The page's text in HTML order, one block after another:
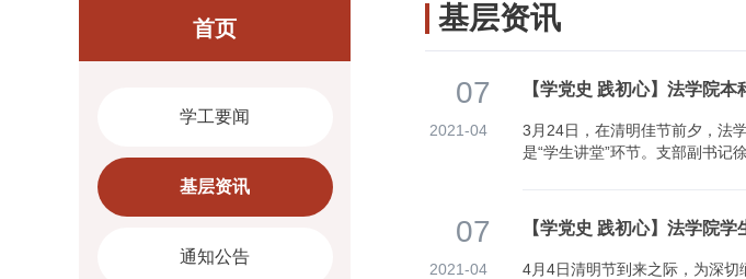
首页
学工要闻
基层资讯
通知公告
基层资讯
07
2021-04
【学党史 践初心】法学院
3月24日，在清明佳节前夕，法学院
是“学生讲堂”环节。支部副书记
07
2021-04
【学党史 践初心】法学院
4月4日清明节到来之际，为深